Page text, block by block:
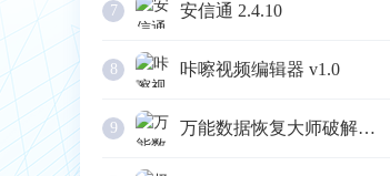
7 安信通 2.4.10
8 咔嚓视频编辑器 v1.0
9 万能数据恢复大师破解版 v6.3